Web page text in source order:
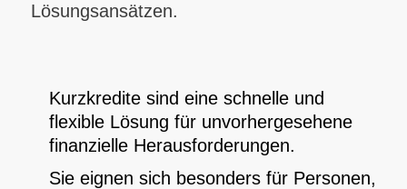
Lösungsansätzen.
Kurzkredite sind eine schnelle und
flexible Lösung für unvorhergesehene
finanzielle Herausforderungen.
Sie eignen sich besonders für Personen,